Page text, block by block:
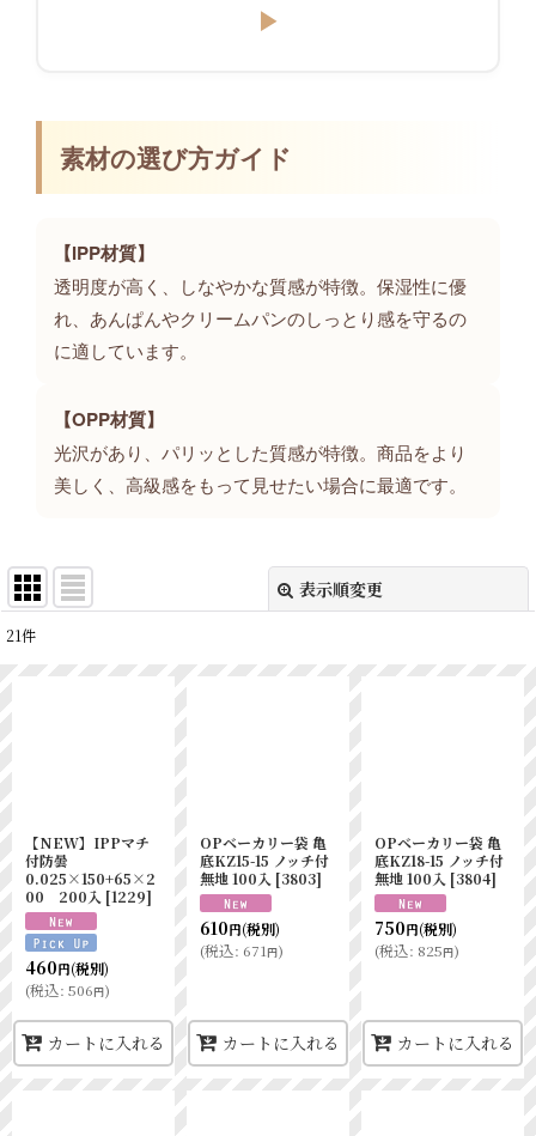
▶
素材の選び方ガイド
【IPP材質】
透明度が高く、しなやかな質感が特徴。保湿性に優
れ、あんぱんやクリームパンのしっとり感を守るの
に適しています。
【OPP材質】
光沢があり、パリッとした質感が特徴。商品をより
美しく、高級感をもって見せたい場合に最適です。
表示順変更
21件
【NEW】IPPマチ
付防曇
0.025×150+65×2
00 200入 [1229]
460円(税別)
(税込: 506円)
カートに入れる
OPベーカリー袋 亀
底KZ15-15 ノッチ付
無地 100入 [3803]
610円(税別)
(税込: 671円)
カートに入れる
OPベーカリー袋 亀
底KZ18-15 ノッチ付
無地 100入 [3804]
750円(税別)
(税込: 825円)
カートに入れる